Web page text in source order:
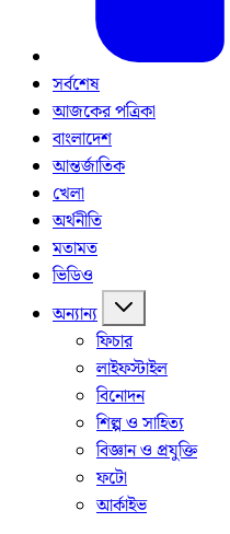
সর্বশেষ
আজকের পত্রিকা
বাংলাদেশ
আন্তর্জাতিক
খেলা
অর্থনীতি
মতামত
ভিডিও
অন্যান্য
ফিচার
লাইফস্টাইল
বিনোদন
শিল্প ও সাহিত্য
বিজ্ঞান ও প্রযুক্তি
ফটো
আর্কাইভ